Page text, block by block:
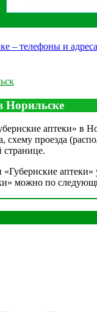
– телефоны и адреса
Норильске
аптеки» в
проезда
странице.
можно по